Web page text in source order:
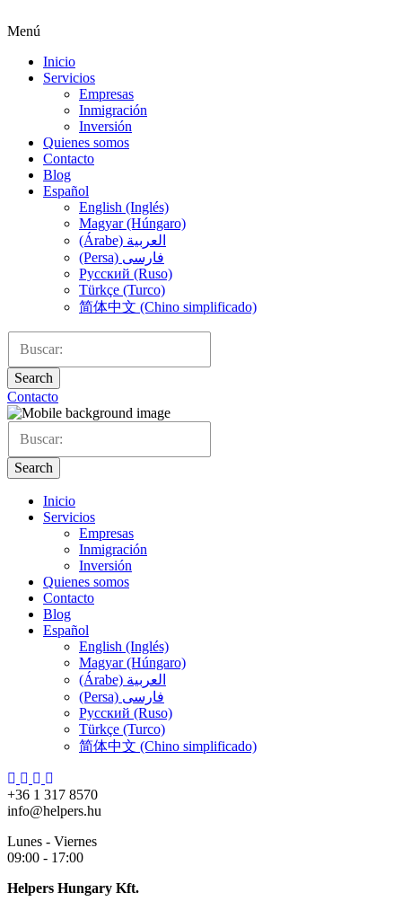
Menú
Inicio
Servicios
Empresas
Inmigración
Inversión
Quienes somos
Contacto
Blog
Español
English (Inglés)
Magyar (Húngaro)
(Árabe) العربية
(Persa) فارسی
Русский (Ruso)
Türkçe (Turco)
简体中文 (Chino simplificado)
Search
Contacto
Search
Inicio
Servicios
Empresas
Inmigración
Inversión
Quienes somos
Contacto
Blog
Español
English (Inglés)
Magyar (Húngaro)
(Árabe) العربية
(Persa) فارسی
Русский (Ruso)
Türkçe (Turco)
简体中文 (Chino simplificado)
+36 1 317 8570
info@helpers.hu
Lunes - Viernes
09:00 - 17:00
Helpers Hungary Kft.